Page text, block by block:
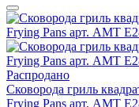
Распродано
Сковорода гриль
Frying Pans арт. AMT